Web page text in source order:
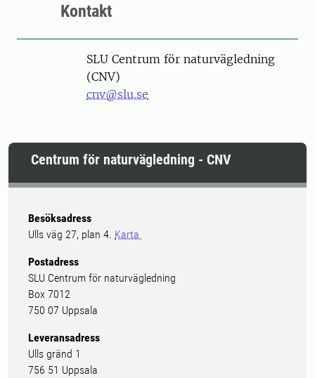
Kontakt
SLU Centrum för naturvägledning
(CNV)
cnv@slu.se
Centrum för naturvägledning - CNV
Besöksadress
Ulls väg 27, plan 4. Karta
Postadress
SLU Centrum för naturvägledning
Box 7012
750 07 Uppsala
Leveransadress
Ulls gränd 1
756 51 Uppsala